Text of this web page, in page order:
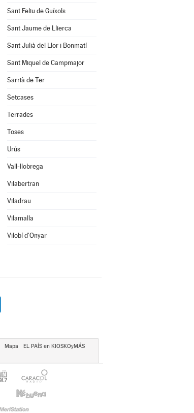
Sant Feliu de Guíxols
Sant Jaume de Llierca
Sant Julià del Llor i Bonmatí
Sant Miquel de Campmajor
Sarrià de Ter
Setcases
Terrades
Toses
Urús
Vall-llobrega
Vilabertran
Viladrau
Vilamalla
Vilobí d'Onyar
Mapa
EL PAÍS en KIOSKOyMÁS